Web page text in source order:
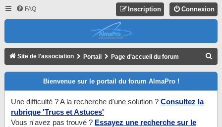
FAQ Connexion
Inscription
Site de l'association Portail Page d'accueil du forum
Bienvenue sur le portail du forum AlmaPro !
Une difficulté ? A la recherche d'une solution ? Consultez la
rubrique 'Trucs et Astuces'
Vous n'avez pas trouvé ? Essayez une recherche sur le